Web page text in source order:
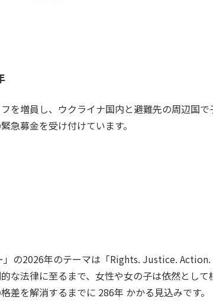
を増員し、ウクライナ国内と避難先の周辺国
急募金を受け付けています。
の2026年のテーマは「Rights. Justice.
な法律に至るまで、女性や女の子は依然とし
差を解消するまでに 286年 かかる見込みです。